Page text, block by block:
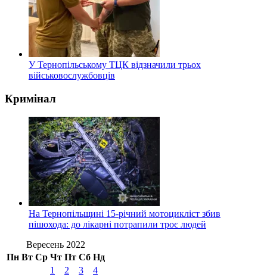
У Тернопільському ТЦК відзначили трьох
військовослужбовців
Кримінал
На Тернопільщині 15-річний мотоцикліст збив
пішохода: до лікарні потрапили троє людей
Вересень 2022
Пн Вт Ср Чт Пт Сб Нд
1
2 3
4